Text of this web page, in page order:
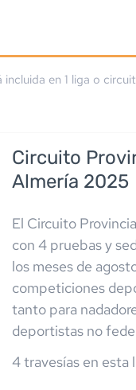
incluida en 1 liga o
Circuito
Almería 2025
El Circuito
con 4 pruebas y
los meses de
competiciones
tanto para
deportistas no
4travesías en esta